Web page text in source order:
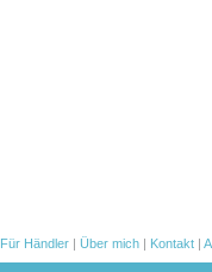
Für Händler | Über mich | Kontakt |